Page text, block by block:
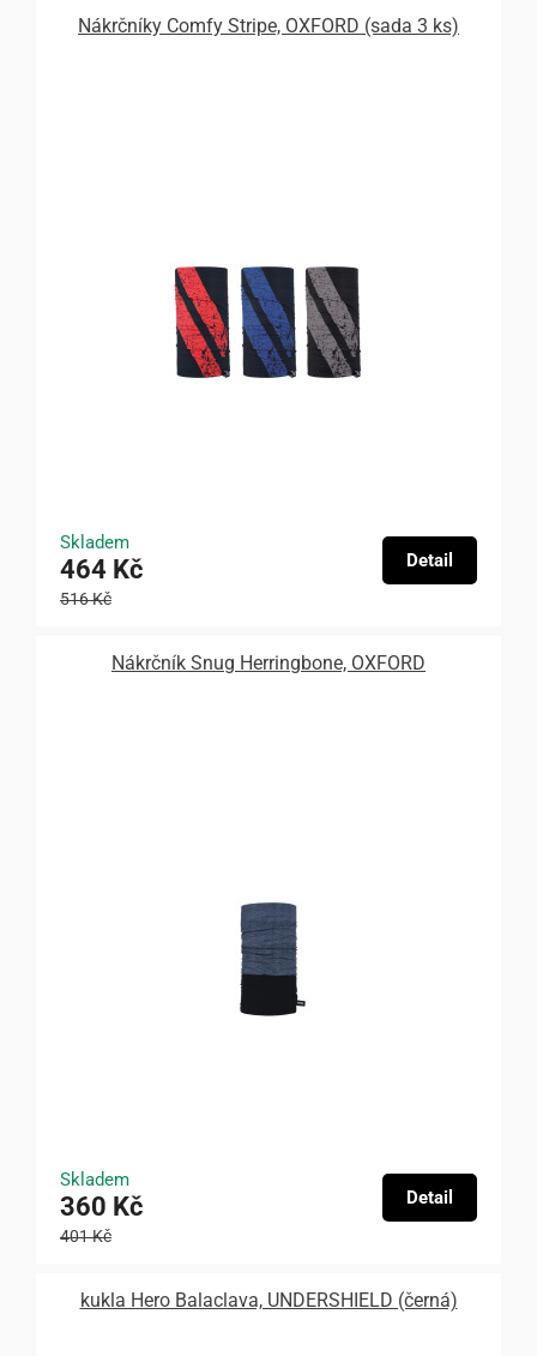
Nákrčníky Comfy Stripe, OXFORD (sada 3 ks)
Skladem
464 Kč
516 Kč
Detail
Nákrčník Snug Herringbone, OXFORD
Skladem
360 Kč
401 Kč
Detail
kukla Hero Balaclava, UNDERSHIELD (černá)